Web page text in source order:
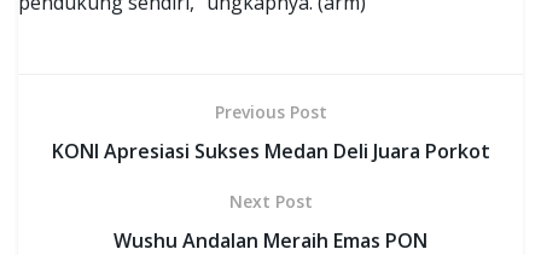
Previous Post
KONI Apresiasi Sukses Medan Deli Juara Porkot
Next Post
Wushu Andalan Meraih Emas PON